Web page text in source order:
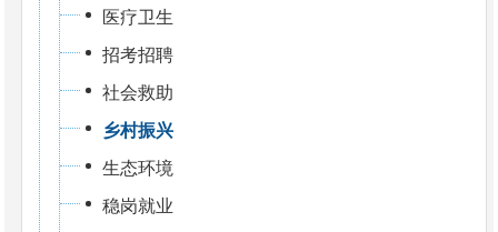
医疗卫生
招考招聘
社会救助
乡村振兴
生态环境
稳岗就业